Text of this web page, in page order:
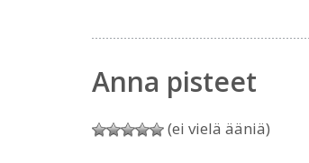
Anna pisteet
(ei vielä ääniä)